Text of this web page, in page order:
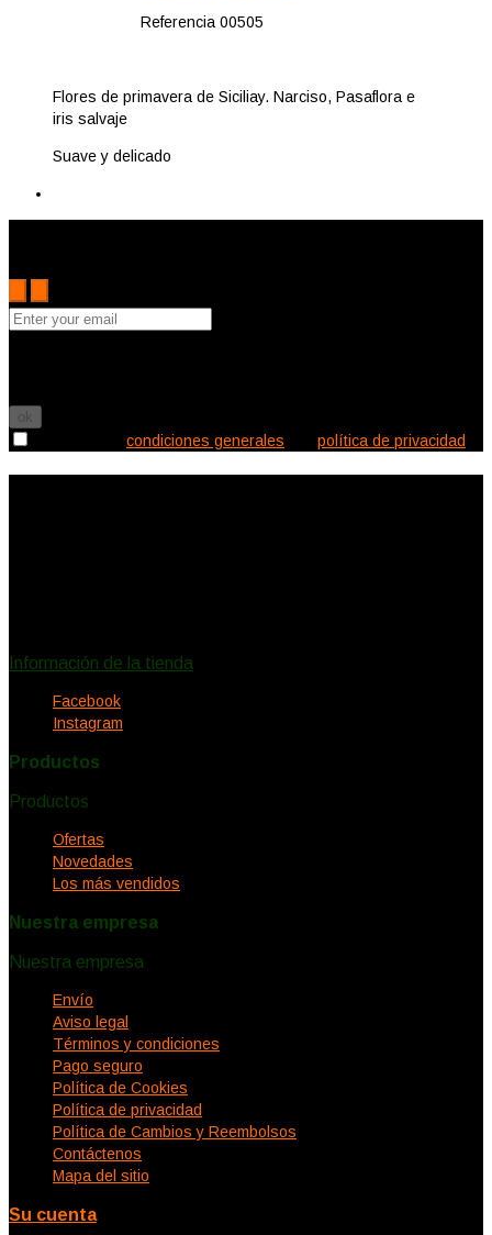
Referencia 00505
Flores de primavera de Siciliay. Narciso, Pasaflora e
iris salvaje
Suave y delicado
condiciones generales política de privacidad
Información de la tienda
Facebook
Instagram
Productos
Productos
Ofertas
Novedades
Los más vendidos
Nuestra empresa
Nuestra empresa
Envío
Aviso legal
Términos y condiciones
Pago seguro
Política de Cookies
Política de privacidad
Política de Cambios y Reembolsos
Contáctenos
Mapa del sitio
Su cuenta